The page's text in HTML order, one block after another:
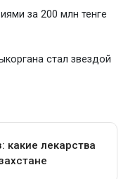
за 200 млн тенге
стал звездой